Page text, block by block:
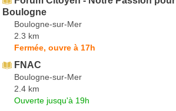
Boulogne
Boulogne-sur-Mer
2.3 km
Fermée, ouvre à 17h
FNAC
Boulogne-sur-Mer
2.4 km
Ouverte jusqu'à 19h